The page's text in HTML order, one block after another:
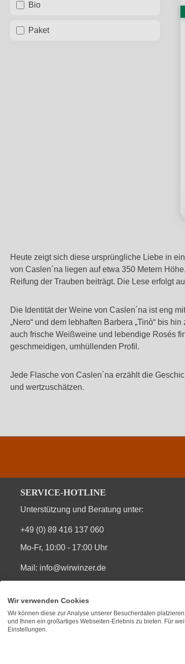
Bio
Paket
Heute zeigt sich diese ursprüngliche Liebe in
von Caslen´na liegen auf etwa 350 Metern
Reifung der Trauben beiträgt. Die Lese erfolgt
Die Identität der Weine von Caslen´na ist eng
„Nero“ und dem lebhaften Barbera „Tinò“ bis
auch frische Weißweine und lebendige Rosés
geschmeidigen, umhüllenden Profil.
Jede Flasche von Caslen´na erzählt die
und wertzuschätzen.
SERVICE-HOTLINE
Unterstützung und Beratung unter:
+49 (0) 89 416 137 060
Mo-Fr, 10:00 - 17:00 Uhr
Mail: info@wirwinzer.de
SIE FINDEN UNS AUCH AUF
Wir verwenden Cookies
Wir können diese zur Analyse unserer Besucherdaten
und Ihnen ein großartiges Webseiten-Erlebnis zu bieten. Für
Einstellungen.